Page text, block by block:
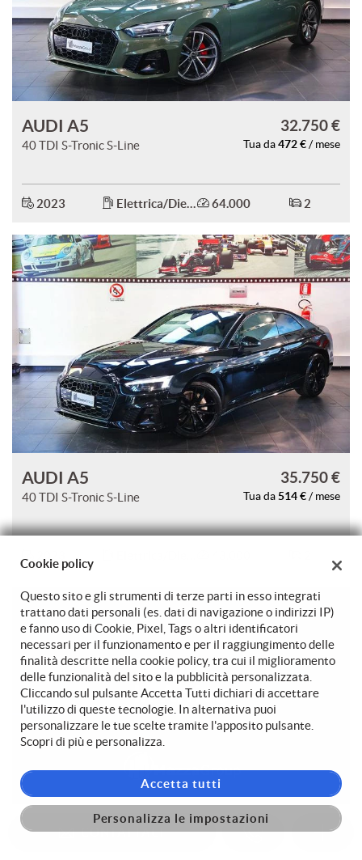
AUDI A5
40 TDI S-Tronic S-Line
32.750 €
Tua da 472 € / mese
2023 Elettrica/Diesel 64.000 2
AUDI A5
40 TDI S-Tronic S-Line
35.750 €
Tua da 514 € / mese
AUDI A5 29.750 €
CONTATTACI
Cookie policy
Questo sito e gli strumenti di terze parti in esso integrati
trattano dati personali (es. dati di navigazione o indirizzi IP)
e fanno uso di Cookie, Pixel, Tags o altri identificatori
necessari per il funzionamento e per il raggiungimento delle
finalità descritte nella cookie policy, tra cui il miglioramento
delle funzionalità del sito e la pubblicità personalizzata.
Cliccando sul pulsante Accetta Tutti dichiari di accettare
l'utilizzo di queste tecnologie. In alternativa puoi
personalizzare le tue scelte tramite l'apposito pulsante.
Scopri di più e personalizza.
Accetta tutti
Personalizza le impostazioni